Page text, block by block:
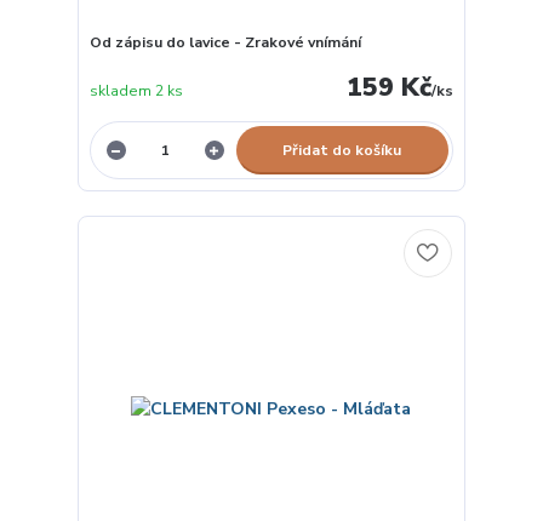
Od zápisu do lavice - Zrakové vnímání
159 Kč/ks
skladem 2 ks
Přidat do košíku